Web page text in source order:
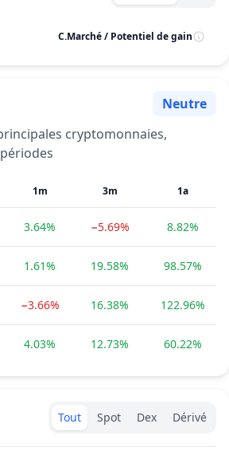
C.Marché / Potentiel de gain
Sentiment
Neutre
cryptomonnaies,
1m 3m 1a
3.64% −5.69% 8.82%
1.61% 19.58% 98.57%
−3.66% 16.38% 122.96%
4.03% 12.73% 60.22%
Exchanges type
Tout Spot Dex Dérivé